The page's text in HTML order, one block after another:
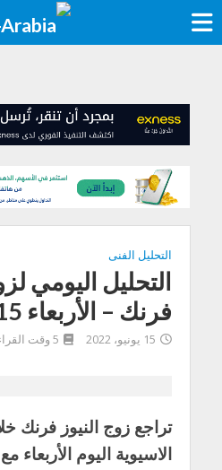
التحليل الفنى
التحليل اليومي
فرنك – الأربعاء 15-06-2022
15 يونيو، 2022 5 وقت القراءة بالدقيقة
تراجع زوج النيوز فرنك
الاسيوية اليوم الأربعاء